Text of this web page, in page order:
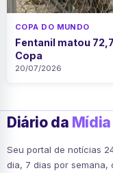
COPA DO MUNDO
Fentanil matou
Copa
20/07/2026
Diário da Mídia
Seu portal de notícias
dia, 7 dias por semana,